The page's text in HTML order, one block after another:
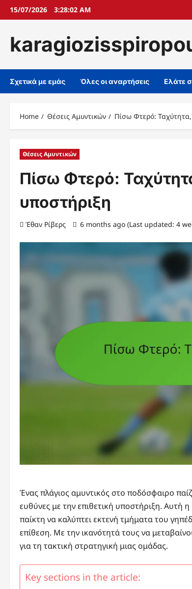
Skip15/07/2026 3:28:03 AM
Σχετικά με εμάς Όλες οι αναρτήσεις Ελάτε
Home Θέσεις Αμυντικών Πίσω Φτερό: Ταχύτητα,
Θέσεις Αμυντικών
Πίσω Φτερό:
υποστήριξη
Έθαν Ρίβερς 6 months ago (Last updated: 4
Ένας πλάγιος αμυντικός στο ποδόσφαιρο
ευθύνες με την επιθετική υποστήριξη. Αυτή
παίκτη να καλύπτει εκτενή τμήματα του
επίθεση. Με την ικανότητά τους να
για τη τακτική στρατηγική μιας ομάδας.
Key sections in the article: